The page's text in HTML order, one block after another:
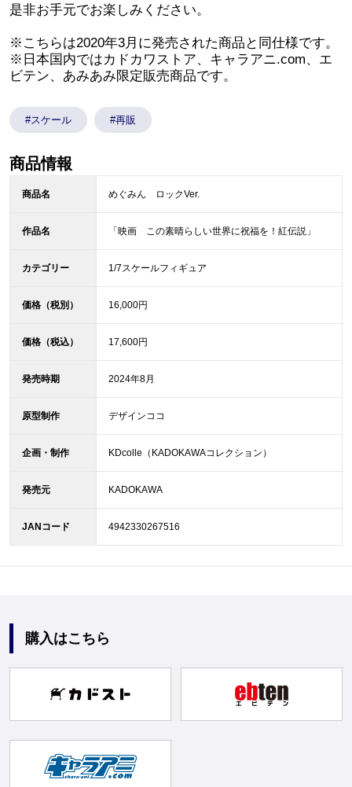
是非お手元でお楽しみください。
※こちらは2020年3月に発売された商品と同仕様です。
※日本国内ではカドカワストア、キャラアニ.com、エ
ビテン、あみあみ限定販売商品です。
#スケール #再販
商品情報
商品名 めぐみん ロックVer.
作品名 「映画 この素晴らしい世界に祝福を！紅伝説」
カテゴリー 1/7スケールフィギュア
価格（税別） 16,000円
価格（税込） 17,600円
発売時期 2024年8月
原型制作 デザインココ
企画・制作 KDcolle（KADOKAWAコレクション）
発売元 KADOKAWA
JANコード 4942330267516
購入はこちら